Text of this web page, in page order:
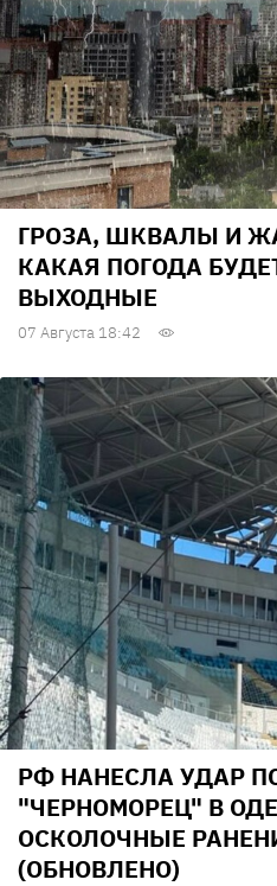
ГРОЗА, ШКВАЛЫ И
КАКАЯ ПОГОДА
ВЫХОДНЫЕ
07 Августа 18:42
РФ НАНЕСЛА УДАР
"ЧЕРНОМОРЕЦ" В
ОСКОЛОЧНЫЕ
(ОБНОВЛЕНО)